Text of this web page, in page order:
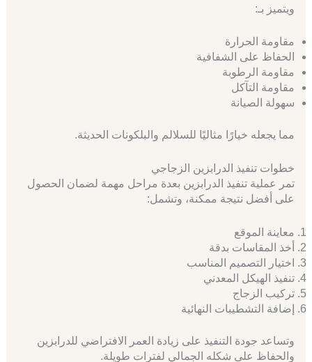
ويتميز بـ:
مقاومة الحرارة
الحفاظ على الشفافية
مقاومة الرطوبة
مقاومة التآكل
سهولة الصيانة
مما يجعله خيارًا مثاليًا للسلالم والبلكونات الحديثة.
خطوات تنفيذ الدرابزين الزجاجي
تمر عملية تنفيذ الدرابزين بعدة مراحل مهمة لضمان الحصول
على أفضل نتيجة ممكنة، وتشمل:
معاينة الموقع
أخذ المقاسات بدقة
اختيار التصميم المناسب
تنفيذ الهيكل المعدني
تركيب الزجاج
إضافة التشطيبات النهائية
وتساعد جودة التنفيذ على زيادة العمر الافتراضي للدرابزين
والحفاظ على شكله الجمالي لفترات طويلة.